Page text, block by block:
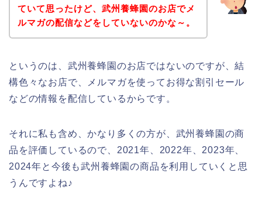
ていて思ったけど、武州養蜂園のお店でメ
ルマガの配信などをしていないのかな～。
というのは、武州養蜂園のお店ではないのですが、結
構色々なお店で、メルマガを使ってお得な割引セール
などの情報を配信しているからです。
それに私も含め、かなり多くの方が、武州養蜂園の商
品を評価しているので、2021年、2022年、2023年、
2024年と今後も武州養蜂園の商品を利用していくと思
うんですよね♪